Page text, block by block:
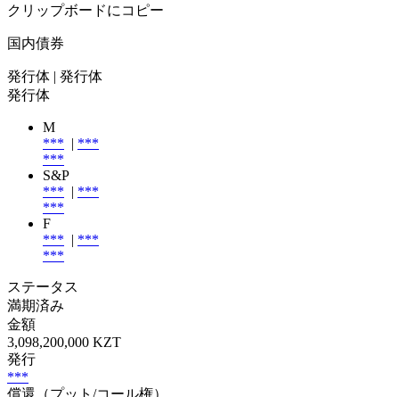
クリップボードにコピー
国内債券
発行体 | 発行体
発行体
M
*** | ***
***
S&P
*** | ***
***
F
*** | ***
***
ステータス
満期済み
金額
3,098,200,000 KZT
発行
***
償還（プット/コール権）